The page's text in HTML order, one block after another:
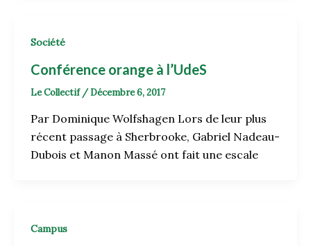
Société
Conférence orange à l’UdeS
Le Collectif /Décembre 6, 2017
Par Dominique Wolfshagen Lors de leur plus
récent passage à Sherbrooke, Gabriel Nadeau-
Dubois et Manon Massé ont fait une escale
Campus